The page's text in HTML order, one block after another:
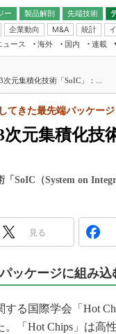
ー 製品解剖
先端技術
企業動向 M&A 統計
フィジカルAI
半導体後工程
読者調査（
IoT
エレクトロニ
Japan）
ュース 海外 国内
連載
ス通信
フォーカス
コープ
・組み込みプレイバ
ンジニアの社会人大
～Behind the
ったこと、次の10年
ックレット
元集積化技術「SoIC」：...
元集積化技
きた最先端パッケージ
SoIC（System on
見る
ッケージに組み込
る国際学会「Hot
「Hot Chips」は高